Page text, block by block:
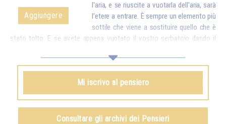
Aggiungere
l'aria, e se riuscite a vuotarla dell'aria, sarà
l’etere a entrare. È sempre un elemento più
sottile che viene a sostituire quello che è
stato tolto. E se avete appena vuotato il vostro serbatoio dando il
subito qualcosa per riempirvi.*
Omraam Mikhaël Aïvanhov
Vedi ancheCreazione artistica e creazione spirituale,
capitolo VIII
Mi iscrivo al pensiero
Consultare gli archivi dei Pensieri